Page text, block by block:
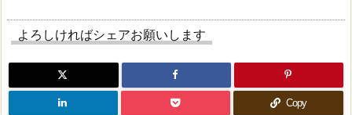
よろしければシェアお願いします
Copy